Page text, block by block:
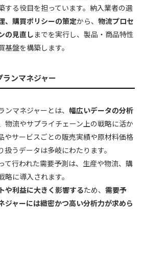
する役目を担っています。納入業者の選
、購買ポリシーの策定から、 物流プロセ
の見直しまでを実行し、製品・商品特性
盤を構築します。
ンマネジャー
マネジャーとは、 幅広いデータの分析
物流やサプライチェーン上の戦略に活か
やサービスごとの販売実績や原材料価格
うデータは多岐にわたります。
て行われた需要予測は、生産や物流、購
に導入されます。
や利益に大きく影響するため、 需要予
ジャーには緻密かつ高い分析力が求めら